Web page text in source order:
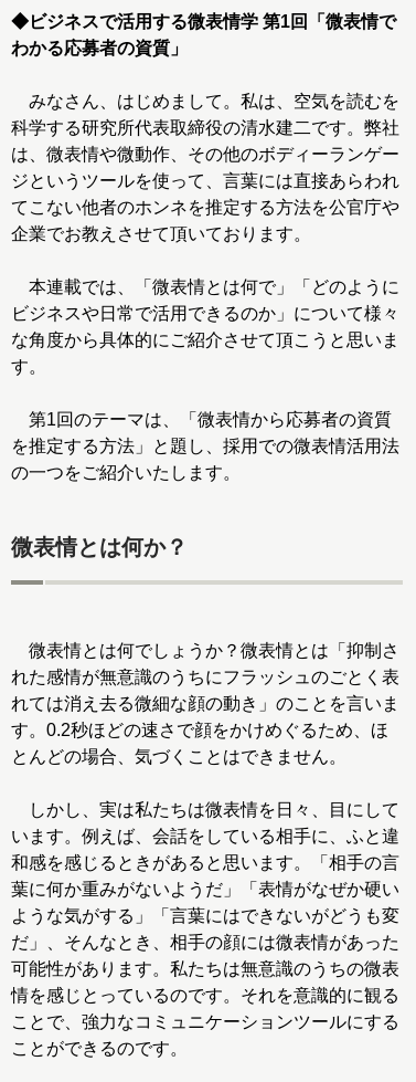
◆ビジネスで活用する微表情学 第1回「微表情で
わかる応募者の資質」
みなさん、はじめまして。私は、空気を読むを
科学する研究所代表取締役の清水建二です。弊社
は、微表情や微動作、その他のボディーランゲー
ジというツールを使って、言葉には直接あらわれ
てこない他者のホンネを推定する方法を公官庁や
企業でお教えさせて頂いております。
本連載では、「微表情とは何で」「どのように
ビジネスや日常で活用できるのか」について様々
な角度から具体的にご紹介させて頂こうと思いま
す。
第1回のテーマは、「微表情から応募者の資質
を推定する方法」と題し、採用での微表情活用法
の一つをご紹介いたします。
微表情とは何か？
微表情とは何でしょうか？微表情とは「抑制さ
れた感情が無意識のうちにフラッシュのごとく表
れては消え去る微細な顔の動き」のことを言いま
す。0.2秒ほどの速さで顔をかけめぐるため、ほ
とんどの場合、気づくことはできません。
しかし、実は私たちは微表情を日々、目にして
います。例えば、会話をしている相手に、ふと違
和感を感じるときがあると思います。「相手の言
葉に何か重みがないようだ」「表情がなぜか硬い
ような気がする」「言葉にはできないがどうも変
だ」、そんなとき、相手の顔には微表情があった
可能性があります。私たちは無意識のうちの微表
情を感じとっているのです。それを意識的に観る
ことで、強力なコミュニケーションツールにする
ことができるのです。